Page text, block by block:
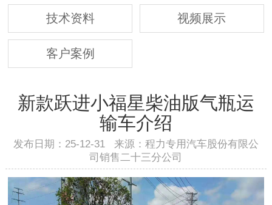
技术资料 视频展示
客户案例
新款跃进小福星柴油版气瓶运
输车介绍
发布日期：25-12-31 来源：程力专用汽车股份有限公
司销售二十三分公司